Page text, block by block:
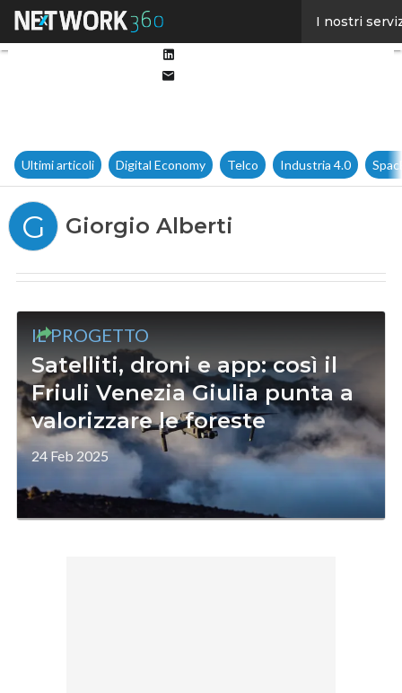
I nostri
Ultimi articoli Digital Economy Telco Industria 4.0
G Giorgio Alberti
IL PROGETTO
Satelliti, droni e app: così il
Friuli Venezia Giulia punta a
valorizzare le foreste
24 Feb 2025